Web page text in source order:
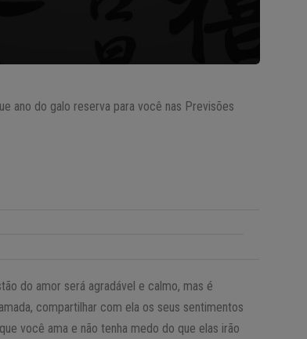
ano do galo reserva para você nas Previsões
do amor será agradável e calmo, mas é
compartilhar com ela os seus sentimentos
você ama e não tenha medo do que elas irão